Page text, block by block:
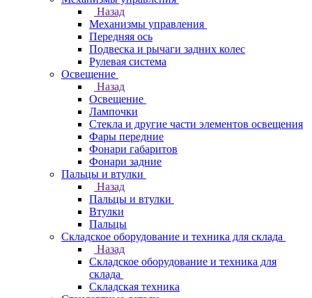
Назад
Механизмы управления
Передняя ось
Подвеска и рычаги задних колес
Рулевая система
Освещение
Назад
Освещение
Лампочки
Стекла и другие части элементов освещения
Фары передние
Фонари габаритов
Фонари задние
Пальцы и втулки
Назад
Пальцы и втулки
Втулки
Пальцы
Складское оборудование и техника для склада
Назад
Складское оборудование и техника для
склада
Складская техника